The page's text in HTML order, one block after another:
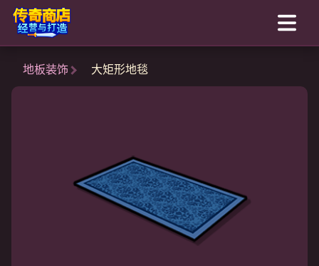
地板装饰 大矩形地毯